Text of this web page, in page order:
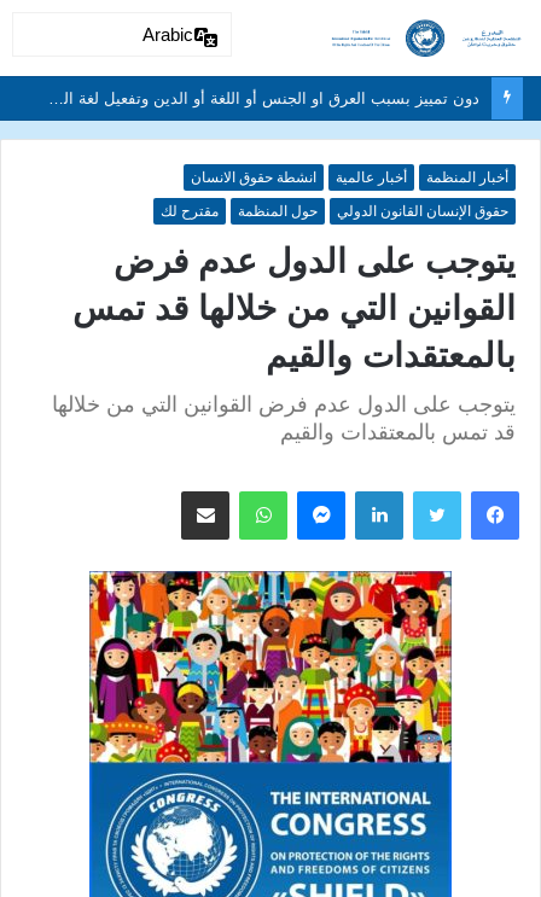
أخبار المنظمة أخبار عالمية
انشطة حقوق الانسان
حقوق الإنسان القانون الدولي
حول المنظمة مقترح لك
يتوجب على الدول عدم فرض
القوانين التي من خلالها قد تمس
بالمعتقدات والقيم
يتوجب على الدول عدم فرض القوانين التي من خلالها
قد تمس بالمعتقدات والقيم
لينكدإن ماسنجر واتساب مشاركة عبر البريد
Arabic